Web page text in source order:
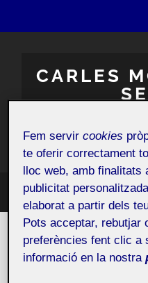
CARLES
Estudiant
Toggle
mobile
menu
Fem servircookies
te oferir correctament
lloc web, amb finalitats
publicitat
elaborat a partir dels
Pots acceptar, rebutjar
preferències fent clic a
informació en la nostra